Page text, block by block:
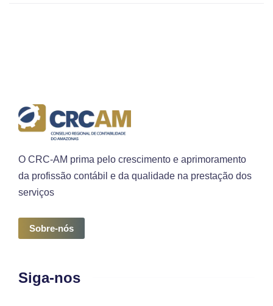
O CRC-AM prima pelo crescimento e aprimoramento
da profissão contábil e da qualidade na prestação dos
serviços
Sobre-nós
Siga-nos